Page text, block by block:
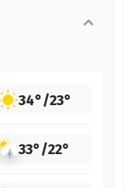
34°/23°
33°/22°